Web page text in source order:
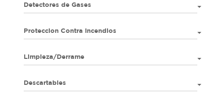
Detectores de Gases
Proteccion Contra Incendios
Limpieza/Derrame
Descartables